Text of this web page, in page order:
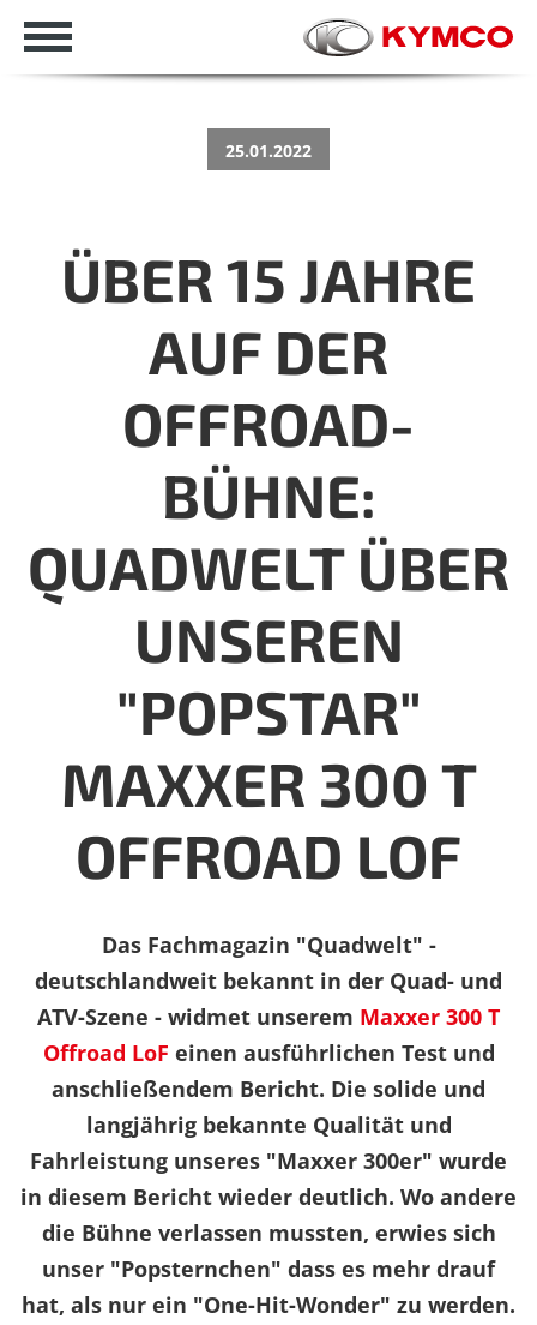
25.01.2022
ÜBER 15 JAHRE
AUF DER
OFFROAD-
BÜHNE:
QUADWELT ÜBER
UNSEREN
"POPSTAR"
MAXXER 300 T
OFFROAD LOF
Das Fachmagazin "Quadwelt" -
deutschlandweit bekannt in der Quad- und
ATV-Szene - widmet unserem Maxxer 300 T
Offroad LoF einen ausführlichen Test und
anschließendem Bericht. Die solide und
langjährig bekannte Qualität und
Fahrleistung unseres "Maxxer 300er" wurde
in diesem Bericht wieder deutlich. Wo andere
die Bühne verlassen mussten, erwies sich
unser "Popsternchen" dass es mehr drauf
hat, als nur ein "One-Hit-Wonder" zu werden.
zur Übersicht